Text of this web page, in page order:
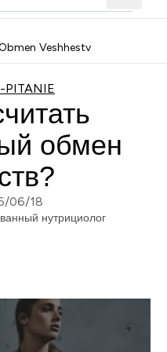
Veshhestv
PITANIE
обмен
06/18
нутрициолог